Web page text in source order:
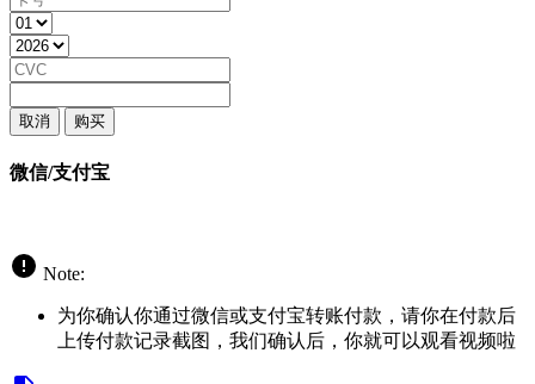
取消 购买
微信/支付宝
Note:
为你确认你通过微信或支付宝转账付款，请你在付款后
上传付款记录截图，我们确认后，你就可以观看视频啦